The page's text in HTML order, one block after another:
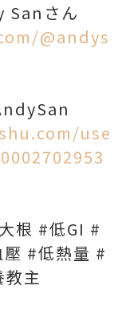
Sanさん
@andys
use
根 #低GI #
#低熱量 #
主